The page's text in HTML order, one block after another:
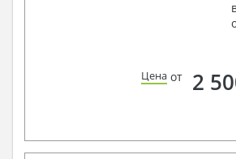
Водоснабжение и
Отопление, вентиляция
Цена от 2